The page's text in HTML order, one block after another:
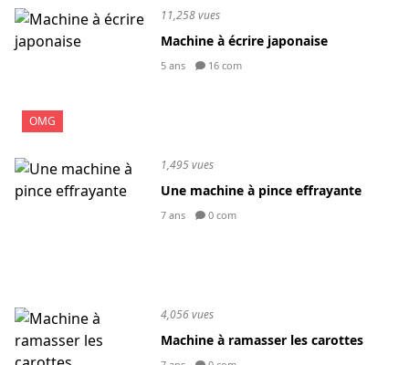
OMG
11,258 vues
Machine à écrire japonaise
5 ans 16 com
1,495 vues
Une machine à pince effrayante
7 ans 0 com
4,056 vues
Machine à ramasser les carottes